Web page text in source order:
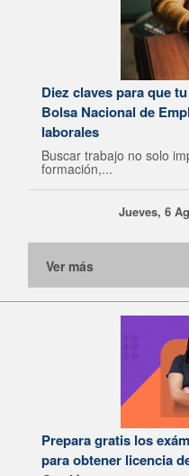
Diez claves para que
Bolsa Nacional de
laborales
Buscar trabajo no solo
formación,...
Jueves, 6
Ver más
Prepara gratis los
para obtener licencia